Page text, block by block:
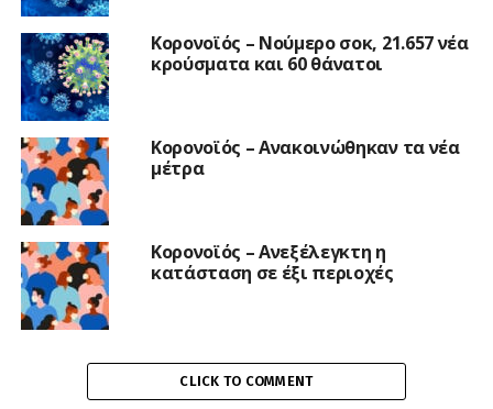
Κορονοϊός – Νούμερο σοκ, 21.657 νέα
κρούσματα και 60 θάνατοι
Κορονοϊός – Ανακοινώθηκαν τα νέα
μέτρα
Κορονοϊός – Ανεξέλεγκτη η
κατάσταση σε έξι περιοχές
CLICK TO COMMENT